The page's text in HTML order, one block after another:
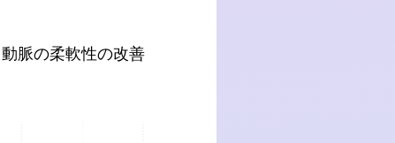
脈の柔軟性の改善